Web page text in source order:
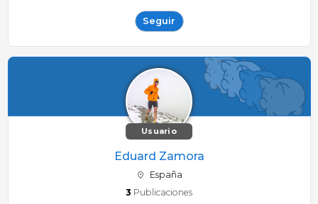
Seguir
Usuario
Eduard Zamora
España
3 Publicaciones